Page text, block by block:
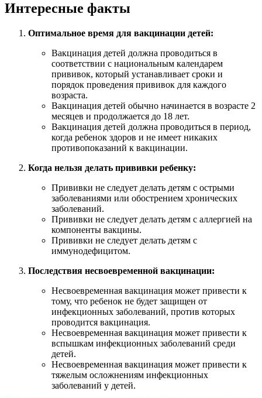
Интересные факты
Оптимальное время для вакцинации детей:
Вакцинация детей должна проводиться в
соответствии с национальным календарем
прививок, который устанавливает сроки и
порядок проведения прививок для каждого
возраста.
Вакцинация детей обычно начинается в возрасте 2
месяцев и продолжается до 18 лет.
Вакцинация детей должна проводиться в период,
когда ребенок здоров и не имеет никаких
противопоказаний к вакцинации.
Когда нельзя делать прививки ребенку:
Прививки не следует делать детям с острыми
заболеваниями или обострением хронических
заболеваний.
Прививки не следует делать детям с аллергией на
компоненты вакцины.
Прививки не следует делать детям с
иммунодефицитом.
Последствия несвоевременной вакцинации:
Несвоевременная вакцинация может привести к
тому, что ребенок не будет защищен от
инфекционных заболеваний, против которых
проводится вакцинация.
Несвоевременная вакцинация может привести к
вспышкам инфекционных заболеваний среди
детей.
Несвоевременная вакцинация может привести к
тяжелым осложнениям инфекционных
заболеваний у детей.